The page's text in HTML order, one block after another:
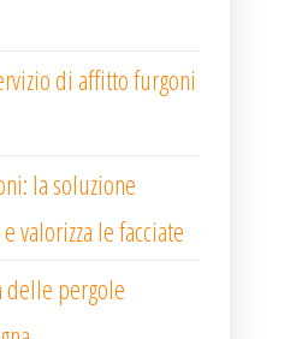
di affitto furgoni
la soluzione
valorizza le facciate
delle pergole